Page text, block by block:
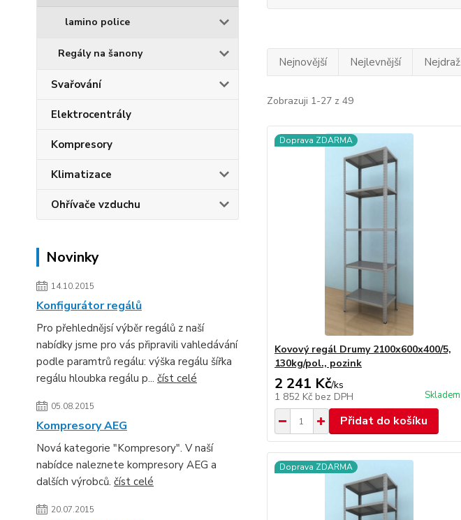
lamino police
Regály na šanony
Svařování
Elektrocentrály
Kompresory
Klimatizace
Ohřívače vzduchu
Novinky
14.10.2015
Konfigurátor regálů
Pro přehlednějsí výběr regálů z naší
nabídky jsme pro vás připravili vahledávání
podle paramtrů regálu: výška regálu šířka
regálu hloubka regálu p... číst celé
05.08.2015
Kompresory AEG
Nová kategorie "Kompresory". V naší
nabídce naleznete kompresory AEG a
dalších výrobců. číst celé
20.07.2015
Nejnovější Nejlevnější
Zobrazuji 1-27 z 49
Doprava ZDARMA
Kovový regál Drumy 2100x600x400/5,
130kg/pol., pozink
2 241 Kč/ks
1 852 Kč bez DPH Skladem
Přidat do košíku
Doprava ZDARMA